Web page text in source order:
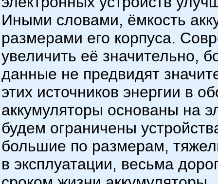
Иными словами, ёмкость
размерами его корпуса.
увеличить её значительно,
данные не предвидят
этих источников энергии в
аккумуляторы основаны на
будем ограничены
большие по размерам,
в эксплуатации, весьма